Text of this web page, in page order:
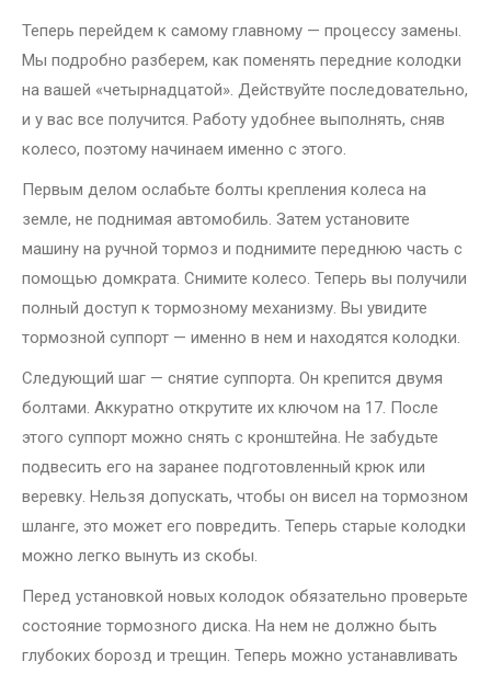
Теперь перейдем к самому главному — процессу замены.
Мы подробно разберем, как поменять передние колодки
на вашей «четырнадцатой». Действуйте последовательно,
и у вас все получится. Работу удобнее выполнять, сняв
колесо, поэтому начинаем именно с этого.
Первым делом ослабьте болты крепления колеса на
земле, не поднимая автомобиль. Затем установите
машину на ручной тормоз и поднимите переднюю часть с
помощью домкрата. Снимите колесо. Теперь вы получили
полный доступ к тормозному механизму. Вы увидите
тормозной суппорт — именно в нем и находятся колодки.
Следующий шаг — снятие суппорта. Он крепится двумя
болтами. Аккуратно открутите их ключом на 17. После
этого суппорт можно снять с кронштейна. Не забудьте
подвесить его на заранее подготовленный крюк или
веревку. Нельзя допускать, чтобы он висел на тормозном
шланге, это может его повредить. Теперь старые колодки
можно легко вынуть из скобы.
Перед установкой новых колодок обязательно проверьте
состояние тормозного диска. На нем не должно быть
глубоких борозд и трещин. Теперь можно устанавливать